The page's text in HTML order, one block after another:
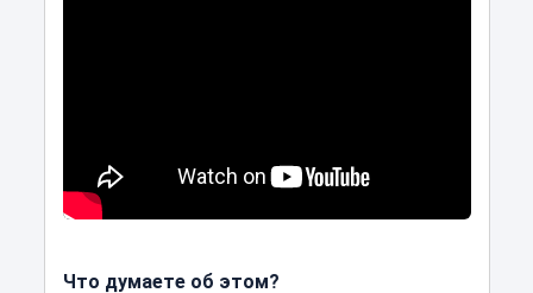
Что думаете об этом?